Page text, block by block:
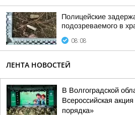
Полицейские
подозреваемого в
08:08
ЛЕНТА НОВОСТЕЙ
В Волгоградской
Всероссийская
порядка»